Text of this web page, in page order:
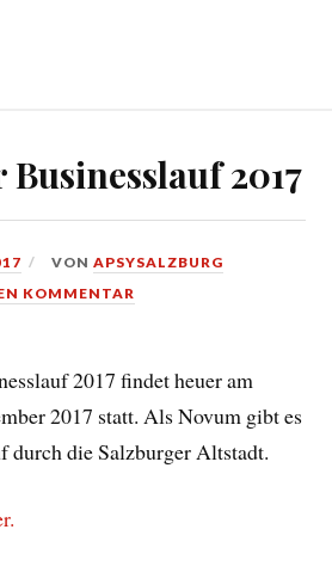
2017
VONAPSYSALZBURG
KOMMENTAR
2017 findet heuer am
2017 statt. Als Novum gibt es
durch die Salzburger Altstadt.